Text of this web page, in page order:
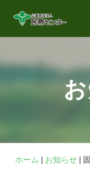
個
ホーム お知らせ